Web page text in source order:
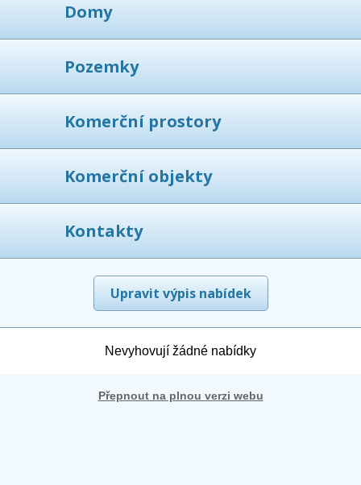
Domy
Pozemky
Komerční prostory
Komerční objekty
Kontakty
Upravit výpis nabídek
Nevyhovují žádné nabídky
Přepnout na plnou verzi webu